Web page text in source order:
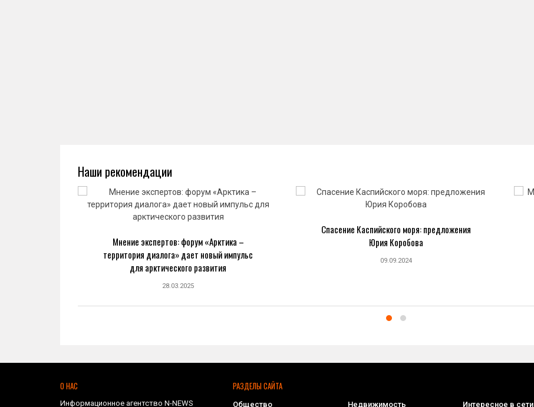
Наши рекомендации
Мнение экспертов: форум «Арктика –
территория диалога» дает новый импульс
для арктического развития
28.03.2025
Спасение Каспийского моря: предложения
Юрия Коробова
09.09.2024
О НАС
Информационное агентство N-NEWS
РАЗДЕЛЫ САЙТА
Общество Недвижимость Интересное в сети